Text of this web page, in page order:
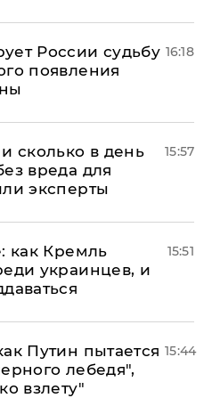
России судьбу
появления
16:18
сколько в день
вреда для
эксперты
15:57
как Кремль
украинцев, и
15:51
Путин пытается
лебедя",
взлету"
15:44